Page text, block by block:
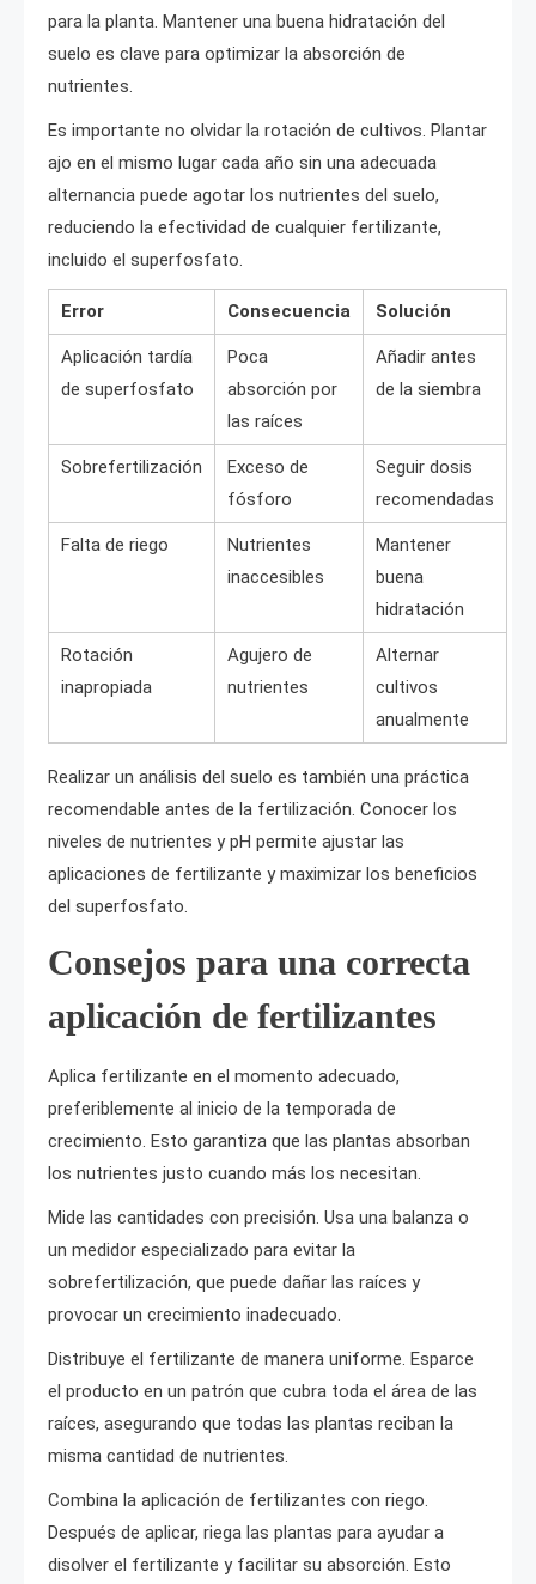
para la planta. Mantener una buena hidratación del
suelo es clave para optimizar la absorción de
nutrientes.
Es importante no olvidar la rotación de cultivos. Plantar
ajo en el mismo lugar cada año sin una adecuada
alternancia puede agotar los nutrientes del suelo,
reduciendo la efectividad de cualquier fertilizante,
incluido el superfosfato.
Error Consecuencia Solución
Aplicación tardía
de superfosfato
Poca
absorción por
las raíces
Añadir antes
de la siembra
Sobrefertilización
Exceso de
fósforo
Seguir dosis
recomendadas
Falta de riego
Nutrientes
inaccesibles
Mantener
buena
hidratación
Rotación
inapropiada
Agujero de
nutrientes
Alternar
cultivos
anualmente
Realizar un análisis del suelo es también una práctica
recomendable antes de la fertilización. Conocer los
niveles de nutrientes y pH permite ajustar las
aplicaciones de fertilizante y maximizar los beneficios
del superfosfato.
Consejos para una correcta
aplicación de fertilizantes
Aplica fertilizante en el momento adecuado,
preferiblemente al inicio de la temporada de
crecimiento. Esto garantiza que las plantas absorban
los nutrientes justo cuando más los necesitan.
Mide las cantidades con precisión. Usa una balanza o
un medidor especializado para evitar la
sobrefertilización, que puede dañar las raíces y
provocar un crecimiento inadecuado.
Distribuye el fertilizante de manera uniforme. Esparce
el producto en un patrón que cubra toda el área de las
raíces, asegurando que todas las plantas reciban la
misma cantidad de nutrientes.
Combina la aplicación de fertilizantes con riego.
Después de aplicar, riega las plantas para ayudar a
disolver el fertilizante y facilitar su absorción. Esto